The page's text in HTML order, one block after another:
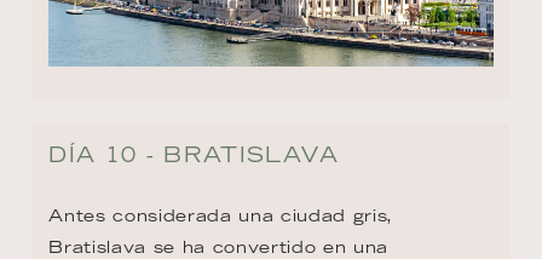
DÍA 10 - BRATISLAVA
Antes considerada una ciudad gris,
Bratislava se ha convertido en una